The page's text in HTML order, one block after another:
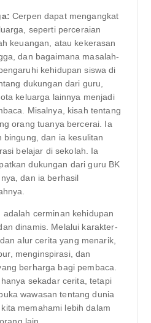
Cerpen dapat mengangkat
seperti perceraian
keuangan, atau kekerasan
dan bagaimana masalah-
kehidupan siswa di
dukungan dari guru,
keluarga lainnya menjadi
Misalnya, kisah tentang
orang tuanya bercerai. Ia
bingung, dan ia kesulitan
belajar di sekolah. Ia
dukungan dari guru BK
dan ia berhasil
cerminan kehidupan
dinamis. Melalui karakter-
alur cerita yang menarik,
menginspirasi, dan
berharga bagi pembaca.
sekadar cerita, tetapi
wawasan tentang dunia
memahami lebih dalam
lain.